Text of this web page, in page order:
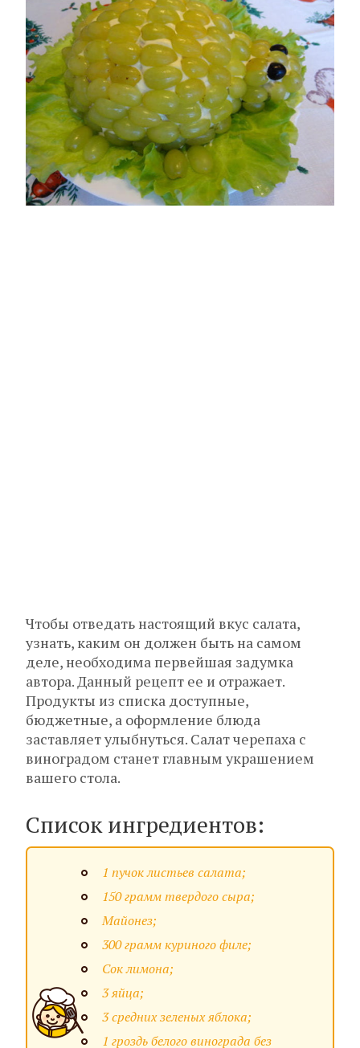
Чтобы отведать настоящий вкус салата,
узнать, каким он должен быть на самом
деле, необходима первейшая задумка
автора. Данный рецепт ее и отражает.
Продукты из списка доступные,
бюджетные, а оформление блюда
заставляет улыбнуться. Салат черепаха с
виноградом станет главным украшением
вашего стола.
Список ингредиентов:
1 пучок листьев салата;
150 грамм твердого сыра;
Майонез;
300 грамм куриного филе;
Сок лимона;
3 яйца;
3 средних зеленых яблока;
1 гроздь белого винограда без